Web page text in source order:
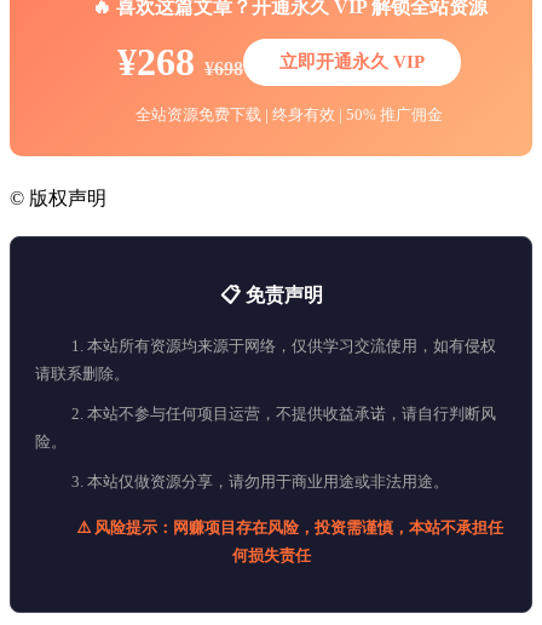
🔥 喜欢这篇文章？开通永久 VIP 解锁全站资源
¥268 ¥698 立即开通永久 VIP
全站资源免费下载 | 终身有效 | 50% 推广佣金
© 版权声明
📋 免责声明
1. 本站所有资源均来源于网络，仅供学习交流使用，如有侵权
请联系删除。
2. 本站不参与任何项目运营，不提供收益承诺，请自行判断风
险。
3. 本站仅做资源分享，请勿用于商业用途或非法用途。
⚠️ 风险提示：网赚项目存在风险，投资需谨慎，本站不承担任
何损失责任